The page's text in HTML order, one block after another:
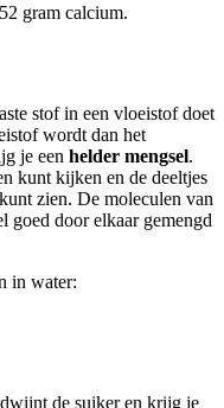
gram calcium.
stof in een vloeistof doet
wordt dan het
je een helder mengsel.
kunt kijken en de deeltjes
zien. De moleculen van
goed door elkaar gemengd
in water:
de suiker en krijg je